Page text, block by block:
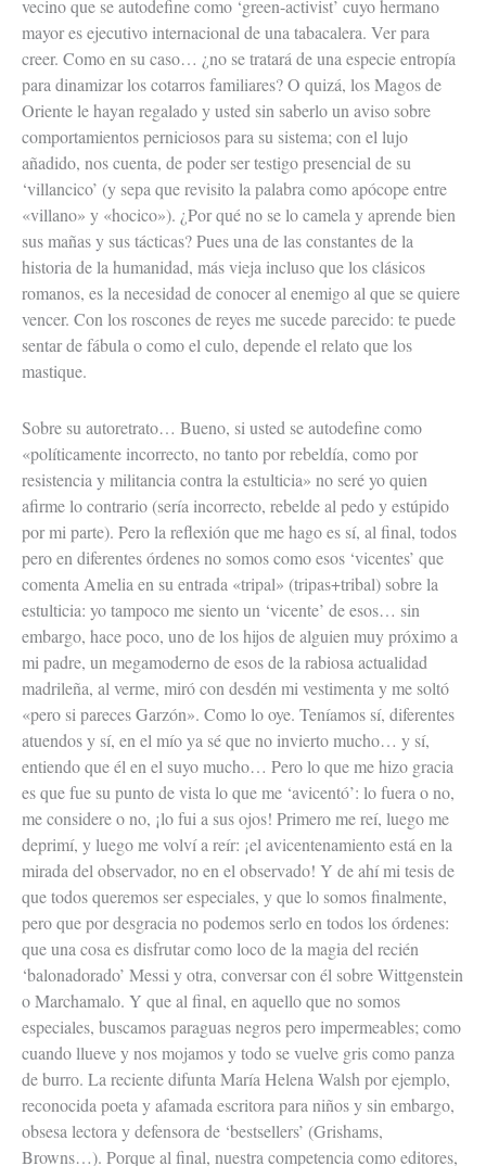
vecino que se autodefine como ‘green-activist’ cuyo hermano
mayor es ejecutivo internacional de una tabacalera. Ver para
creer. Como en su caso… ¿no se tratará de una especie entropía
para dinamizar los cotarros familiares? O quizá, los Magos de
Oriente le hayan regalado y usted sin saberlo un aviso sobre
comportamientos perniciosos para su sistema; con el lujo
añadido, nos cuenta, de poder ser testigo presencial de su
‘villancico’ (y sepa que revisito la palabra como apócope entre
«villano» y «hocico»). ¿Por qué no se lo camela y aprende bien
sus mañas y sus tácticas? Pues una de las constantes de la
historia de la humanidad, más vieja incluso que los clásicos
romanos, es la necesidad de conocer al enemigo al que se quiere
vencer. Con los roscones de reyes me sucede parecido: te puede
sentar de fábula o como el culo, depende el relato que los
mastique.
Sobre su autoretrato… Bueno, si usted se autodefine como
«políticamente incorrecto, no tanto por rebeldía, como por
resistencia y militancia contra la estulticia» no seré yo quien
afirme lo contrario (sería incorrecto, rebelde al pedo y estúpido
por mi parte). Pero la reflexión que me hago es sí, al final, todos
pero en diferentes órdenes no somos como esos ‘vicentes’ que
comenta Amelia en su entrada «tripal» (tripas+tribal) sobre la
estulticia: yo tampoco me siento un ‘vicente’ de esos… sin
embargo, hace poco, uno de los hijos de alguien muy próximo a
mi padre, un megamoderno de esos de la rabiosa actualidad
madrileña, al verme, miró con desdén mi vestimenta y me soltó
«pero si pareces Garzón». Como lo oye. Teníamos sí, diferentes
atuendos y sí, en el mío ya sé que no invierto mucho… y sí,
entiendo que él en el suyo mucho… Pero lo que me hizo gracia
es que fue su punto de vista lo que me ‘avicentó’: lo fuera o no,
me considere o no, ¡lo fui a sus ojos! Primero me reí, luego me
deprimí, y luego me volví a reír: ¡el avicentenamiento está en la
mirada del observador, no en el observado! Y de ahí mi tesis de
que todos queremos ser especiales, y que lo somos finalmente,
pero que por desgracia no podemos serlo en todos los órdenes:
que una cosa es disfrutar como loco de la magia del recién
‘balonadorado’ Messi y otra, conversar con él sobre Wittgenstein
o Marchamalo. Y que al final, en aquello que no somos
especiales, buscamos paraguas negros pero impermeables; como
cuando llueve y nos mojamos y todo se vuelve gris como panza
de burro. La reciente difunta María Helena Walsh por ejemplo,
reconocida poeta y afamada escritora para niños y sin embargo,
obsesa lectora y defensora de ‘bestsellers’ (Grishams,
Browns…). Porque al final, nuestra competencia como editores,